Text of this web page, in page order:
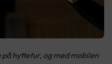
hyttetur, og med mobilen